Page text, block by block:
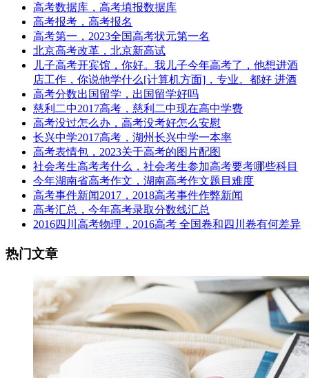
高考数据库，高考填报数据库
高考报考，高考报名
高考第一，2023全国高考状元第一名
北京高考改革，北京新高试
儿子高考开宾馆，你好。我儿子今年高考了，他想进酒
店工作，你说他学什么[计算机方面]，专业。都好 进酒
高考分数出国留学，出国留学好吗
慈利二中2017高考，慈利二中现在高中学费
高考没过怎么办，高考没考好怎么安慰
长兴中学2017高考，湖州长兴中学一本率
高考表情包，2023关于高考的图片配图
社会考生高考考什么，社会考生参加高考要考哪些科目
今年湖南省高考作文，湖南高考作文题目难度
高考事件新闻2017，2018高考事件作弊新闻
高考汇总，今年高考录取分数线汇总
2016四川高考物理，2016高考 全国卷和四川卷有何差异
热门文章